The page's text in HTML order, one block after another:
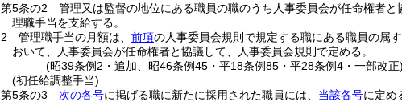
第5条の2
管理又は監督の地位にある職員の職のうち人事委員会が任命権者
理職手当を支給する。
2
管理職手当の月額は、 前項の人事委員会規則で規定する職にある職員の属
おいて、人事委員会が任命権者と協議して、人事委員会規則で定める。
(昭39条例2・追加、昭46条例45・平18条例85・平28条例4・一部改正)
(初任給調整手当)
第5条の3
次の各号に掲げる職に新たに採用された職員には、 当該各号に定め